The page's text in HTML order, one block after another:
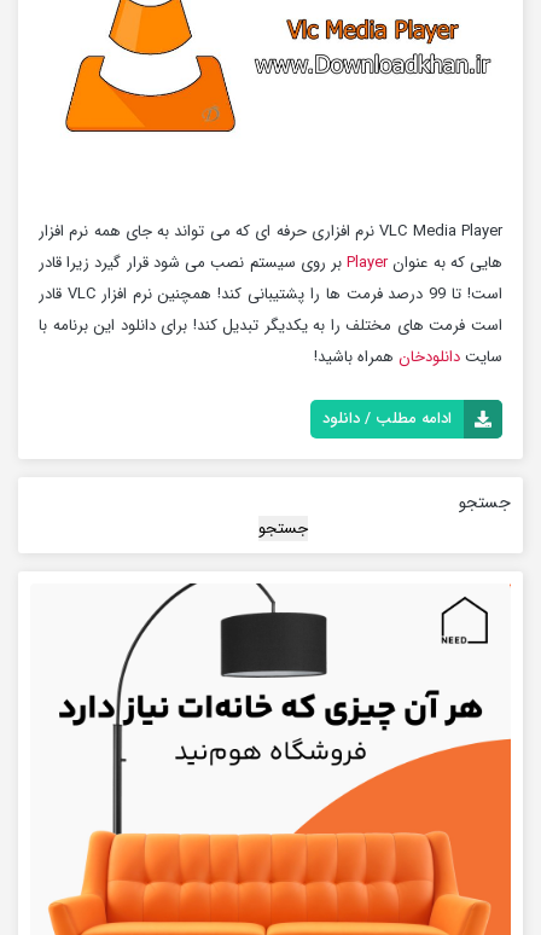
VLC Media Player نرم افزاری حرفه ای که می تواند به جای همه نرم افزار
هایی که به عنوانPlayerبر روی سیستم نصب می شود قرار گیرد زیرا قادر
است! تا 99 درصد فرمت ها را پشتیبانی کند! همچنین نرم افزار VLC قادر
است فرمت های مختلف را به یکدیگر تبدیل کند! برای دانلود این برنامه با
سایتدانلودخان همراه باشید!
ادامه مطلب / دانلود
جستجو
جستجو